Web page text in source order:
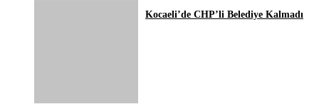
Kocaeli’de CHP’li Belediye Kalmadı